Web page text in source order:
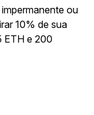
ou
10% de sua
ETH e 200